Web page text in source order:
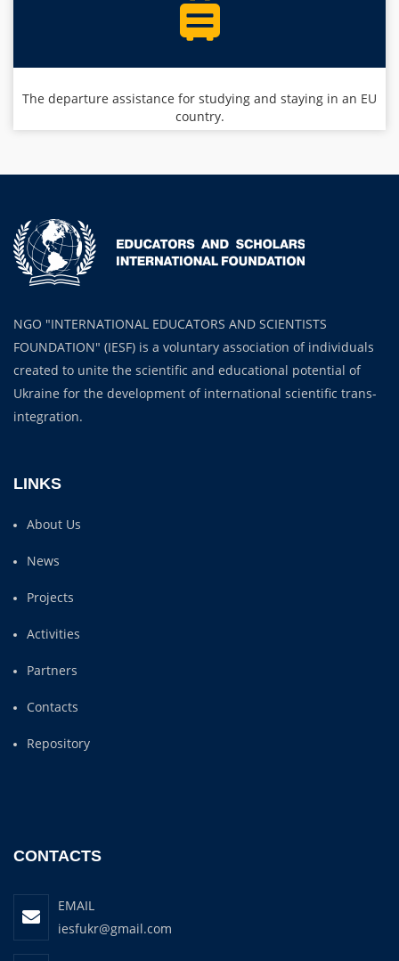
The departure assistance for studying and staying in an EU
country.
NGO "INTERNATIONAL EDUCATORS AND SCIENTISTS
FOUNDATION" (IESF) is a voluntary association of individuals
created to unite the scientific and educational potential of
Ukraine for the development of international scientific trans-
integration.
LINKS
About Us
News
Projects
Activities
Partners
Contacts
Repository
CONTACTS
EMAIL
iesfukr@gmail.com